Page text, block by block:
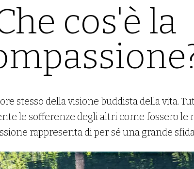
cos'è la
stesso della visione buddista della vita.
le sofferenze degli altri come fossero le
rappresenta di per sé una grande